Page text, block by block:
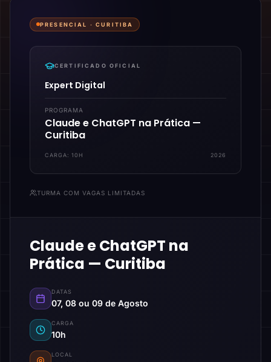
PRESENCIAL ·CURITIBA
CERTIFICADO OFICIAL
Expert Digital
PROGRAMA
Claude e ChatGPT na Prática —
Curitiba
CARGA:10H 2026
TURMA COM VAGAS LIMITADAS
Claude e ChatGPT na
Prática — Curitiba
DATAS
07, 08 ou 09 de Agosto
CARGA
10h
LOCAL